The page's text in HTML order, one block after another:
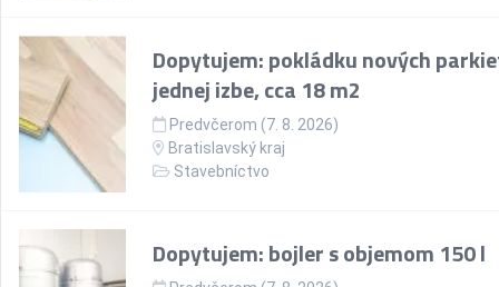
Dopytujem: pokládku nových
jednej izbe, cca 18 m2
Predvčerom (7. 8. 2026)
Bratislavský kraj
Stavebníctvo
Dopytujem: bojler s objemom 150 l